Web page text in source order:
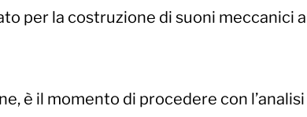
per la costruzione di suoni meccanici
è il momento di procedere con